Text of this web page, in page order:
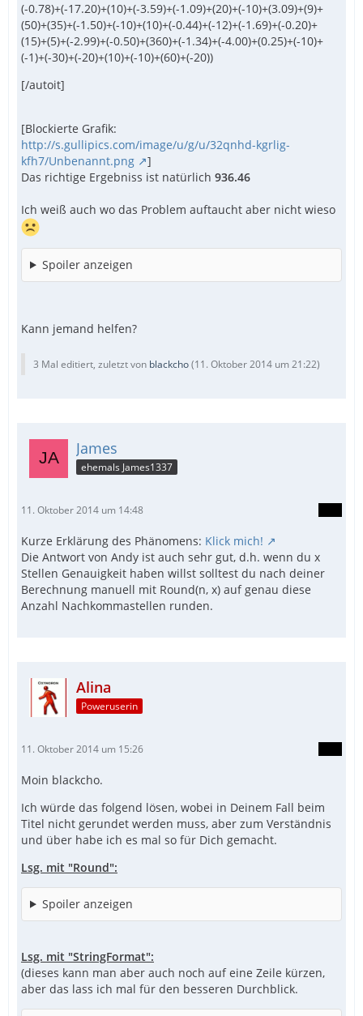
(-0.78)+(-17.20)+(10)+(-3.59)+(-1.09)+(20)+(-10)+(3.09)+(9)+
(50)+(35)+(-1.50)+(-10)+(10)+(-0.44)+(-12)+(-1.69)+(-0.20)+
(15)+(5)+(-2.99)+(-0.50)+(360)+(-1.34)+(-4.00)+(0.25)+(-10)+
(-1)+(-30)+(-20)+(10)+(-10)+(60)+(-20))
[/autoit]
[Blockierte Grafik:
http://s.gullipics.com/image/u/g/u/32qnhd-kgrlig-
kfh7/Unbenannt.png
]
Das richtige Ergebniss ist natürlich 936.46
Ich weiß auch wo das Problem auftaucht aber nicht wieso
Spoiler anzeigen
Kann jemand helfen?
3 Mal editiert, zuletzt von blackcho(11. Oktober 2014 um 21:22)
James
ehemals James1337
11. Oktober 2014 um 14:48
Kurze Erklärung des Phänomens: Klick mich!
Die Antwort von Andy ist auch sehr gut, d.h. wenn du x
Stellen Genauigkeit haben willst solltest du nach deiner
Berechnung manuell mit Round(n, x) auf genau diese
Anzahl Nachkommastellen runden.
Alina
Poweruserin
11. Oktober 2014 um 15:26
Moin blackcho.
Ich würde das folgend lösen, wobei in Deinem Fall beim
Titel nicht gerundet werden muss, aber zum Verständnis
und über habe ich es mal so für Dich gemacht.
Lsg. mit "Round":
Spoiler anzeigen
Lsg. mit "StringFormat":
(dieses kann man aber auch noch auf eine Zeile kürzen,
aber das lass ich mal für den besseren Durchblick.